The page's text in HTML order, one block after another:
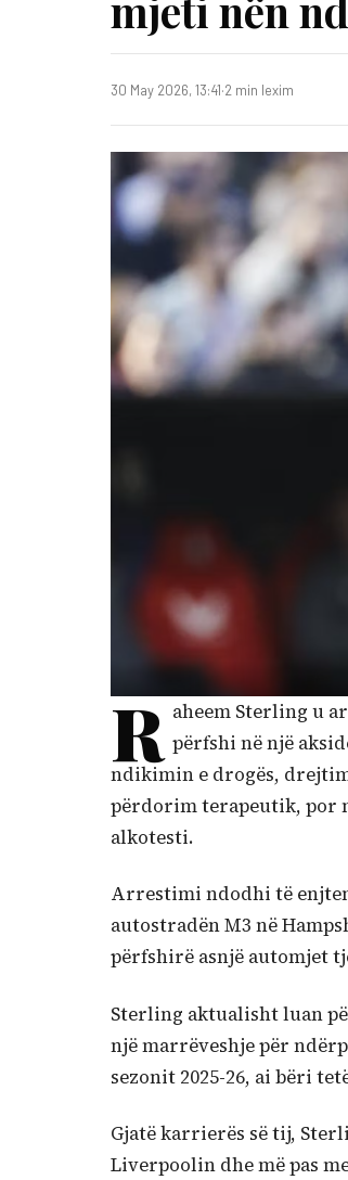
30 May 2026, 13:41·2 min lexim
R aheem Sterling u
përfshi në një
ndikimin e drogës,
përdorim terapeutik, por
alkotesti.
Arrestimi ndodhi të
autostradën M3 në
përfshirë asnjë automjet
Sterling aktualisht luan
një marrëveshje për
sezonit 2025-26, ai bëri
Gjatë karrierës së tij,
Liverpoolin dhe më pas